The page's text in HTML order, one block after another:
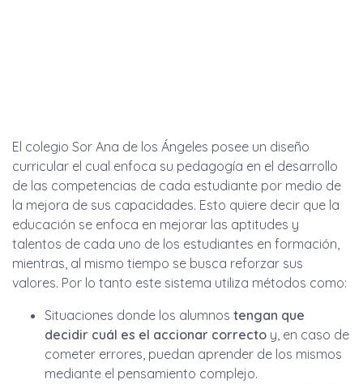
El colegio Sor Ana de los Ángeles posee un diseño
curricular el cual enfoca su pedagogía en el desarrollo
de las competencias de cada estudiante por medio de
la mejora de sus capacidades. Esto quiere decir que la
educación se enfoca en mejorar las aptitudes y
talentos de cada uno de los estudiantes en formación,
mientras, al mismo tiempo se busca reforzar sus
valores. Por lo tanto este sistema utiliza métodos como:
Situaciones donde los alumnos tengan que
decidir cuál es el accionar correcto y, en caso de
cometer errores, puedan aprender de los mismos
mediante el pensamiento complejo.